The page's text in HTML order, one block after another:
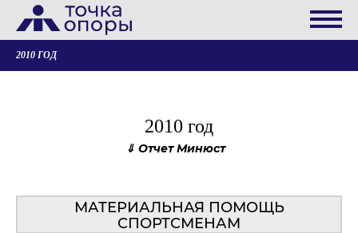
2010 ГОД
2010 год
Отчет Минюст
МАТЕРИАЛЬНАЯ ПОМОЩЬ
СПОРТСМЕНАМ